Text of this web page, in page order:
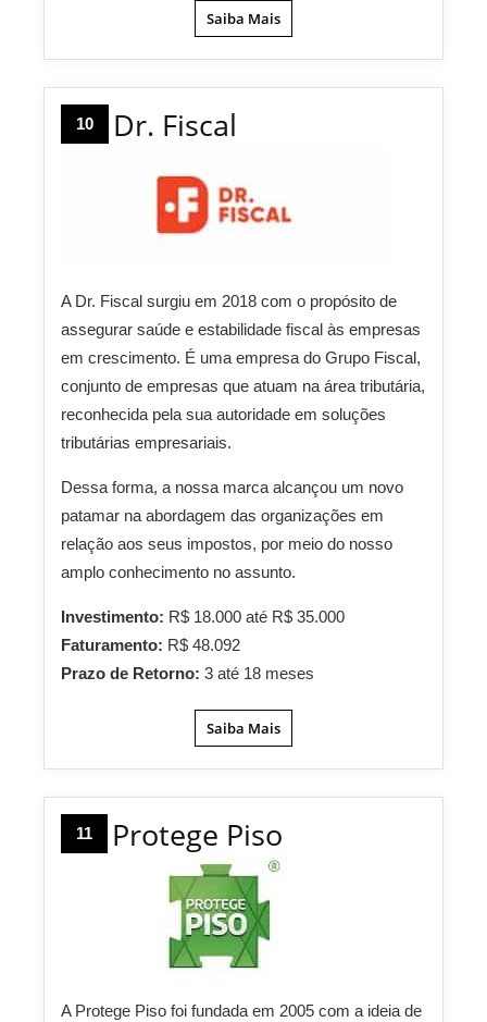
Saiba Mais
10 Dr. Fiscal
A Dr. Fiscal surgiu em 2018 com o propósito de
assegurar saúde e estabilidade fiscal às empresas
em crescimento. É uma empresa do Grupo Fiscal,
conjunto de empresas que atuam na área tributária,
reconhecida pela sua autoridade em soluções
tributárias empresariais.
Dessa forma, a nossa marca alcançou um novo
patamar na abordagem das organizações em
relação aos seus impostos, por meio do nosso
amplo conhecimento no assunto.
Investimento: R$ 18.000 até R$ 35.000
Faturamento: R$ 48.092
Prazo de Retorno: 3 até 18 meses
Saiba Mais
11 Protege Piso
A Protege Piso foi fundada em 2005 com a ideia de